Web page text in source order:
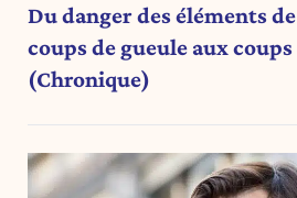
Du danger des éléments
coups de gueule aux
(Chronique)